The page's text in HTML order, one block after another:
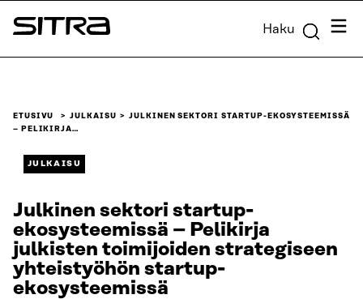
Siirry
suoraan
Sitra Haku
ETUSIVU JULKAISU
JULKINEN SEKTORI STARTUP-EKOSYSTEEMISSÄ
– PELIKIRJA…
JULKAISU
Julkinen sektori startup-
ekosysteemissä – Pelikirja
julkisten toimijoiden strategiseen
yhteistyöhön startup-
ekosysteemissä